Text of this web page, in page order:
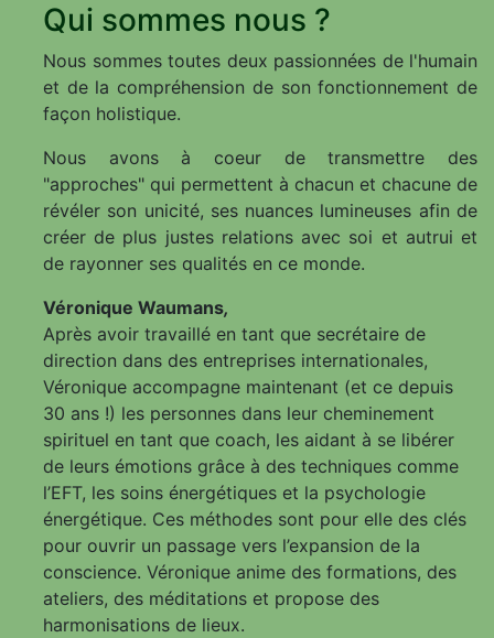
Qui sommes nous ?
Nous sommes toutes deux passionnées de l'humain
et de la compréhension de son fonctionnement de
façon holistique.
Nous avons à coeur de transmettre des
"approches" qui permettent à chacun et chacune de
révéler son unicité, ses nuances lumineuses afin de
créer de plus justes relations avec soi et autrui et
de rayonner ses qualités en ce monde.
Véronique Waumans,
Après avoir travaillé en tant que secrétaire de
direction dans des entreprises internationales,
Véronique accompagne maintenant (et ce depuis
30 ans !) les personnes dans leur cheminement
spirituel en tant que coach, les aidant à se libérer
de leurs émotions grâce à des techniques comme
l’EFT, les soins énergétiques et la psychologie
énergétique. Ces méthodes sont pour elle des clés
pour ouvrir un passage vers l’expansion de la
conscience. Véronique anime des formations, des
ateliers, des méditations et propose des
harmonisations de lieux.